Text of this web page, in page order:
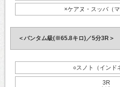
×ケアヌ・スッバ（マ
＜バンタム級(※65.8キロ)／5分3R＞
○スノト（インド
3R